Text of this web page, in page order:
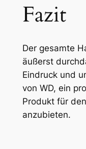
Fazit
Der gesamte
äußerst
Eindruck und
von WD, ein
Produkt für
anzubieten.